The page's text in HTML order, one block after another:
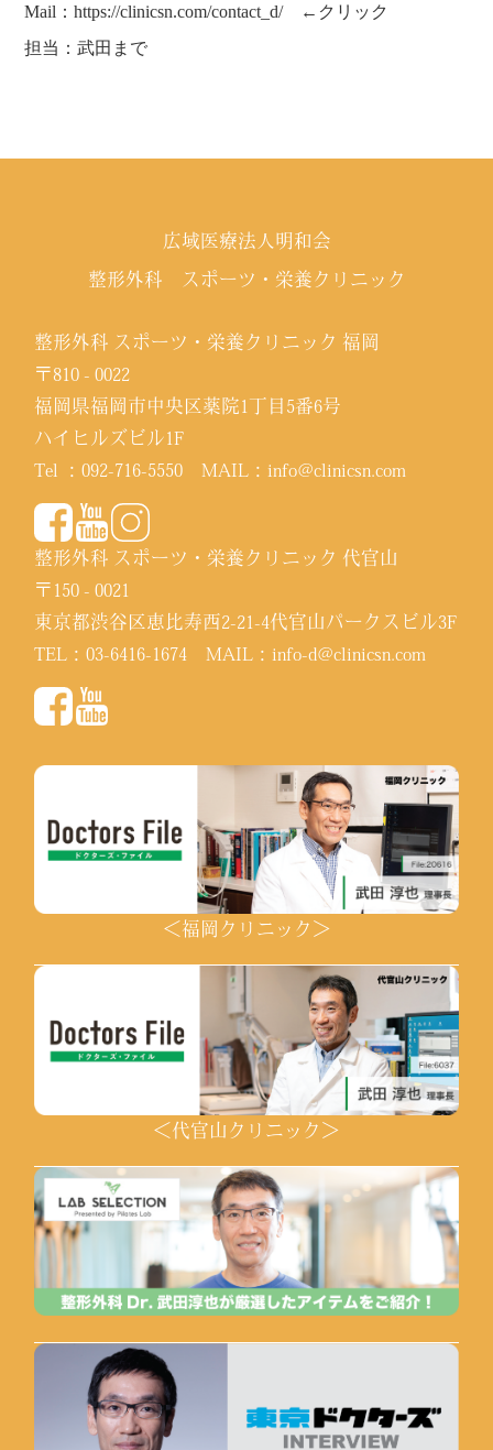
Mail：https://clinicsn.com/contact_d/←クリック
担当：武田まで
広域医療法人明和会
整形外科 スポーツ・栄養クリニック
整形外科 スポーツ・栄養クリニック 福岡
〒810 - 0022
福岡県福岡市中央区薬院1丁目5番6号
ハイヒルズビル1F
Tel ：092-716-5550 MAIL：info@clinicsn.com
整形外科 スポーツ・栄養クリニック 代官山
〒150 - 0021
東京都渋谷区恵比寿西2-21-4代官山パークスビル3F
TEL：03-6416-1674 MAIL：info-d@clinicsn.com
＜福岡クリニック＞
＜代官山クリニック＞